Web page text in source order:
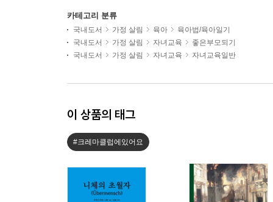
카테고리 분류
국내도서 가정 살림 육아
육아법/육아일기
국내도서
가정 살림 자녀교육
좋은부모되기
국내도서
가정 살림 자녀교육 자녀교육일반
이 상품의 태그
#크레마클럽에있어요